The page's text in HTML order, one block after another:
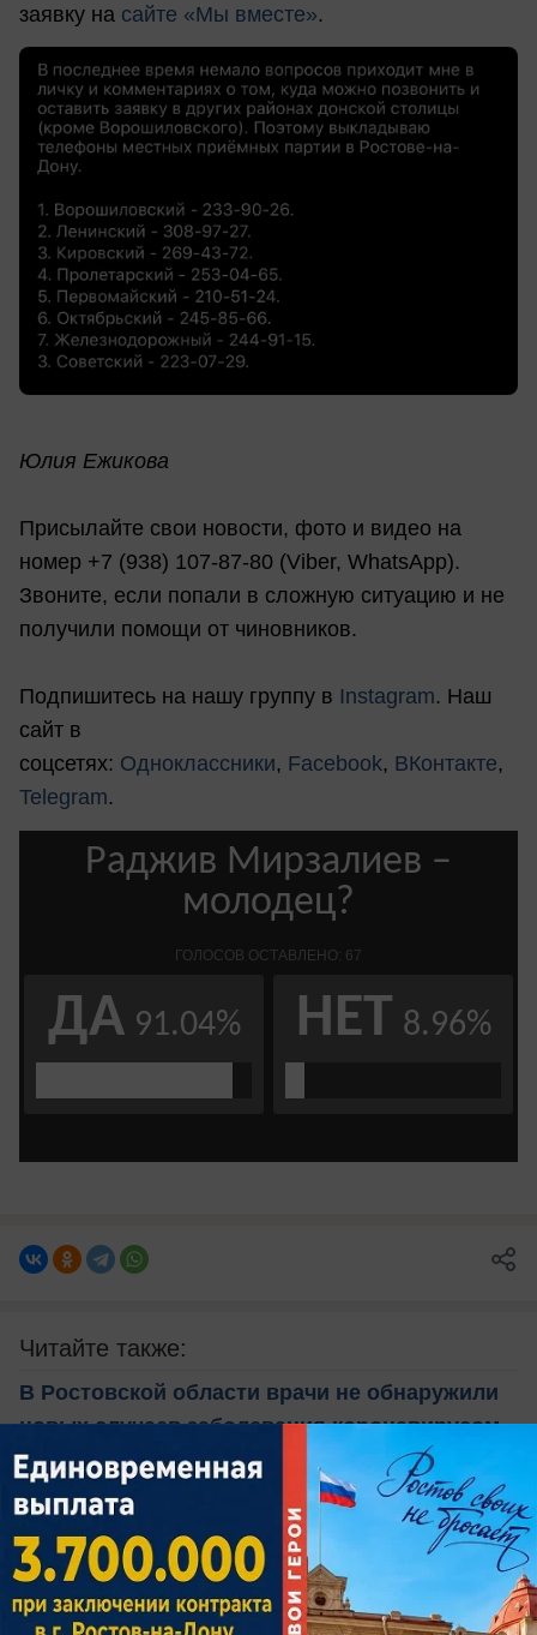
заявку на сайте «Мы вместе».
Юлия Ежикова
Присылайте свои новости, фото и видео на
номер +7 (938) 107-87-80 (Viber, WhatsApp).
Звоните, если попали в сложную ситуацию и не
получили помощи от чиновников.
Подпишитесь на нашу группу в Instagram. Наш
сайт в
соцсетях: Одноклассники, Facebook, ВКонтакте,
Telegram.
Читайте также:
В Ростовской области врачи не обнаружили
новых случаев заболевания коронавирусом
«В первую же ночь муравей забрался в ухо»:
ростовчанин Александр Ложкин о своем
участии в проекте «Последний герой»
Власти Ростовской области рассказали,
зачем нужны жесткие ограничения из-за